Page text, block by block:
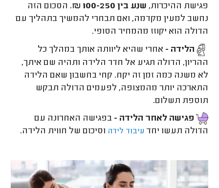
פגישת ההיכרות, שנע בין 100-250 ₪.
הסכום הזה
נחשב למעין מקדמה, ואם תבחרי להמשיך בתהליך עם
הדולה הוא יקוזז מהמחיר הסופי.
הלידה - אחרי שהיא ליוותה אותך במהלך כל
ההריון, הדולה תגיע אל חדר הלידה ותהיה שם איתך,
לא משנה כמה זמן זה יקח. קחי בחשבון שאם הלידה
התארכה יותר מהמצופה, לפעמים הדולה תבקש
תוספת תשלום.
פגישה לאחר הלידה - בפגישה האחרונה עם
הדולה תעשו יחד עיבוד לידה וסיכום של חווית הלידה.